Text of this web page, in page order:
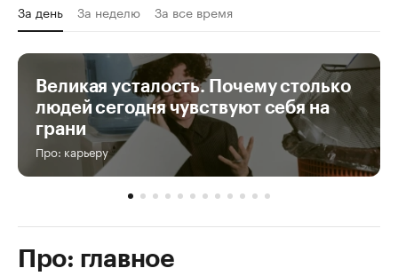
За день За неделю За все время
Великая усталость. Почему столько
людей сегодня чувствуют себя на
грани
Про: карьеру
Про: главное